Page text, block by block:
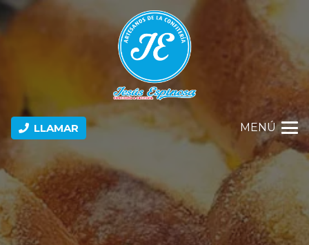
LLAMAR MENÚ